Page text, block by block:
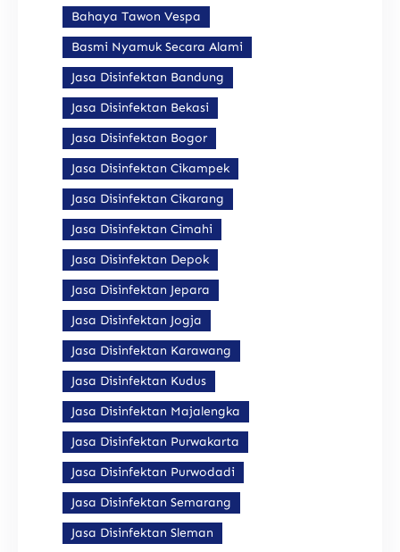
Bahaya Tawon Vespa
Basmi Nyamuk Secara Alami
Jasa Disinfektan Bandung
Jasa Disinfektan Bekasi
Jasa Disinfektan Bogor
Jasa Disinfektan Cikampek
Jasa Disinfektan Cikarang
Jasa Disinfektan Cimahi
Jasa Disinfektan Depok
Jasa Disinfektan Jepara
Jasa Disinfektan Jogja
Jasa Disinfektan Karawang
Jasa Disinfektan Kudus
Jasa Disinfektan Majalengka
Jasa Disinfektan Purwakarta
Jasa Disinfektan Purwodadi
Jasa Disinfektan Semarang
Jasa Disinfektan Sleman